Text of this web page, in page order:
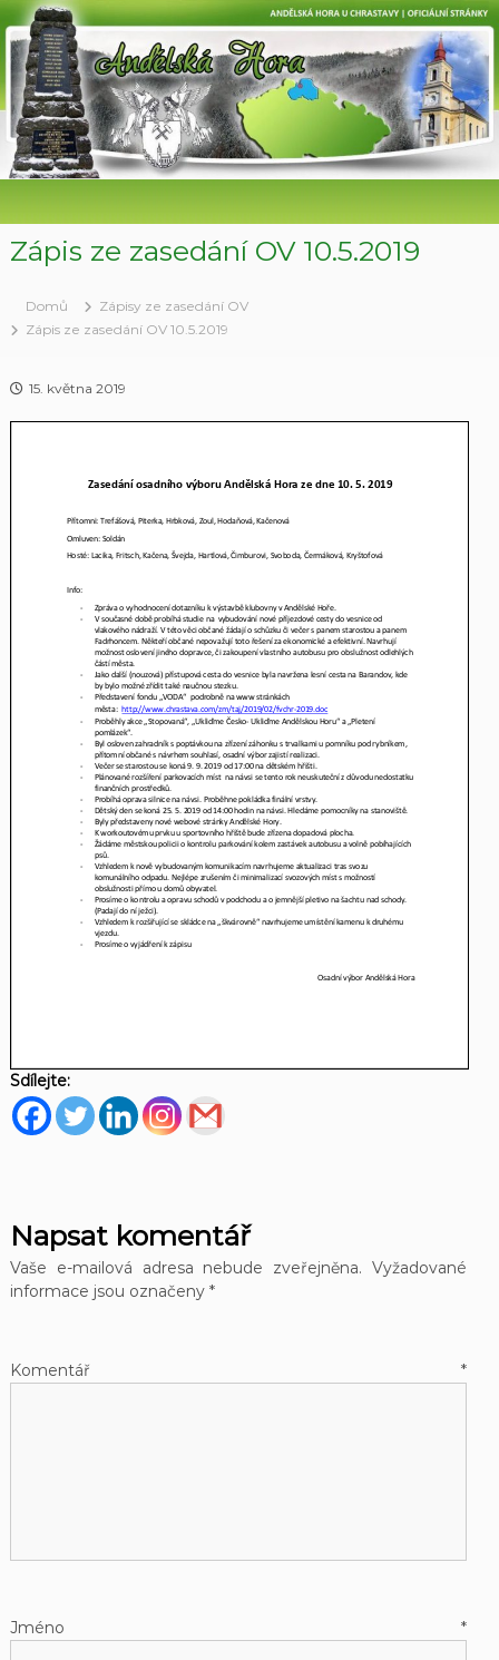
P
ř
k
n
Zápis ze zasedání OV 10.5.2019
Domů
Zápisy ze zasedání OV
Zápis ze zasedání OV 10.5.2019
15. května 2019
Sdílejte:
Napsat komentář
Vaše e-mailová adresa nebude zveřejněna. Vyžadované
informace jsou označeny *
Komentář*
Jméno*